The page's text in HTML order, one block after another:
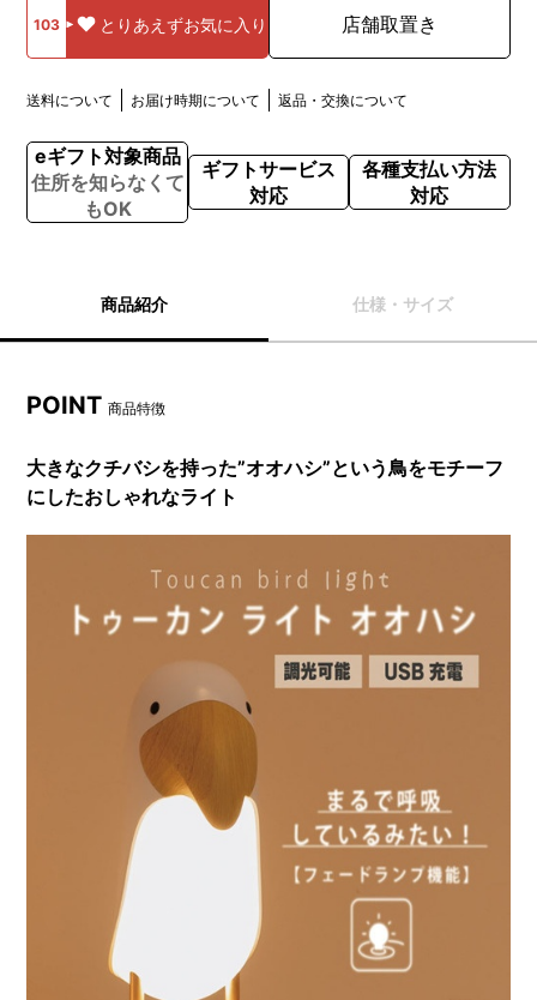
103 とりあえずお気に入り 店舗取置き
送料について お届け時期について 返品・交換について
eギフト対象商品
住所を知らなくて
もOK
ギフトサービス
対応
各種支払い方法
対応
商品紹介 仕様・サイズ
POINT商品特徴
大きなクチバシを持った”オオハシ”という鳥をモチーフ
にしたおしゃれなライト